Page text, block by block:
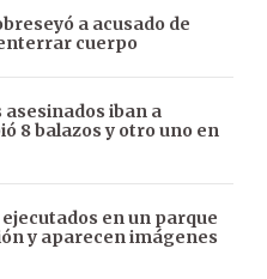
a acusado de
cuerpo
iban a
8 balazos y otro uno en
en un parque
y aparecen imágenes